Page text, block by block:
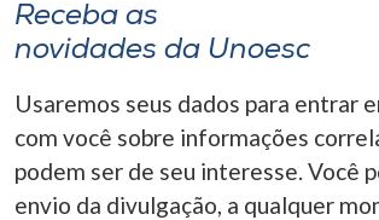
Receba as
novidades da Unoesc
Usaremos seus dados para entrar
com você sobre informações
podem ser de seu interesse. Você
envio da divulgação, a qualquer